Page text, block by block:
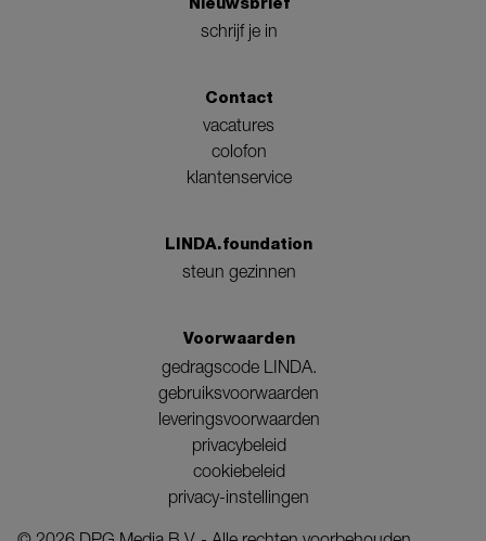
schrijf je in
Contact
vacatures
colofon
klantenservice
LINDA.foundation
steun gezinnen
Voorwaarden
gedragscode LINDA.
gebruiksvoorwaarden
leveringsvoorwaarden
privacybeleid
cookiebeleid
privacy-instellingen